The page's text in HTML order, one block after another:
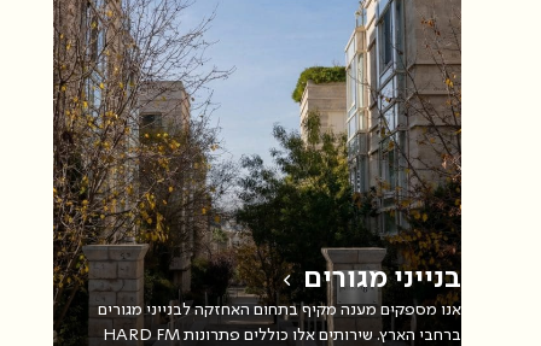
בנייני מגורים
אנו מספקים מענה מקיף בתחום האחזקה לבנייני מגורים
ברחבי הארץ. שירותים אלו כוללים פתרונות HARD FM